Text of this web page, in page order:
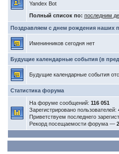
Yandex Bot
Полный список по: последним
Поздравляем с днем рождения наших
Именинников сегодня нет
Будущие календарные события (в
Будущие календарные события
Статистика форума
На форуме сообщений: 116 051
Зарегистрировано пользователей:
Приветствуем последнего
Рекорд посещаемости форума —